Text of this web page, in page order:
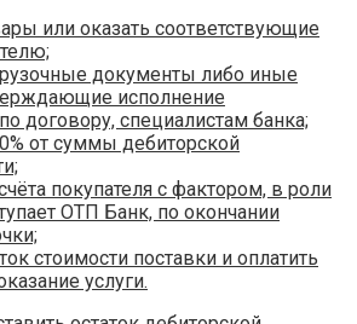
или оказать соответствующие
документы либо иные
исполнение
договору, специалистам банка;
от суммы дебиторской
покупателя с фактором, в роли
ОТП Банк, по окончании
стоимости поставки и оплатить
услуги.